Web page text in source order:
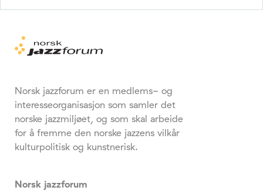
Norsk jazzforum er en medlems- og
interesseorganisasjon som samler det
norske jazzmiljøet, og som skal arbeide
for å fremme den norske jazzens vilkår
kulturpolitisk og kunstnerisk.
Norsk jazzforum